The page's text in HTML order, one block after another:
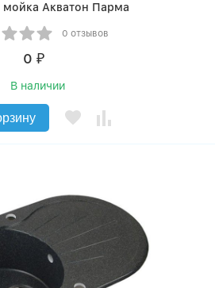
мойка Акватон Парма
0 отзывов
0 ₽
В наличии